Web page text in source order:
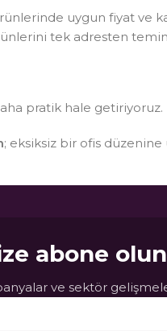
uygun fiyat ve
tek adresten
pratik hale getiriyoruz.
; eksiksiz bir ofis düzenine
abone
ve sektör